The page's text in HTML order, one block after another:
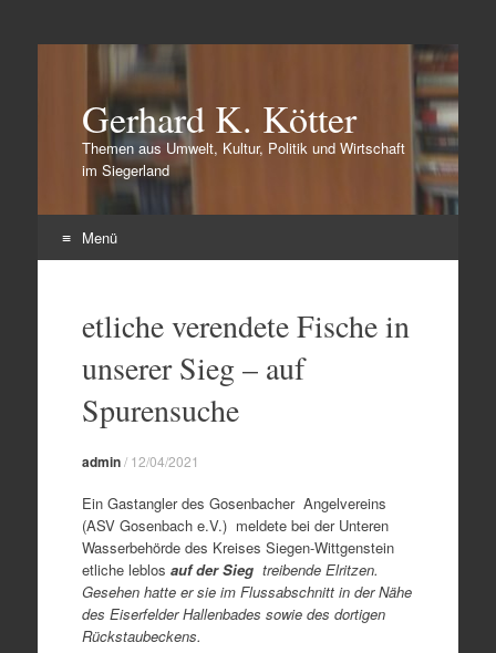
Gerhard K. Kötter
Themen aus Umwelt, Kultur, Politik und Wirtschaft
im Siegerland
Menü
springenetliche verendete Fische in
unserer Sieg – auf
Spurensuche
admin/ 12/04/2021
Ein Gastangler des Gosenbacher Angelvereins
(ASV Gosenbach e.V.) meldete bei der Unteren
Wasserbehörde des Kreises Siegen-Wittgenstein
etliche leblos auf der Sieg treibende Elritzen.
Gesehen hatte er sie im Flussabschnitt in der Nähe
des Eiserfelder Hallenbades sowie des dortigen
Rückstaubeckens.